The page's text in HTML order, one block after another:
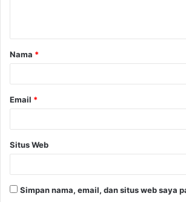
a
r
Nama *
Email *
Situs Web
Simpan nama, email, dan situs web saya